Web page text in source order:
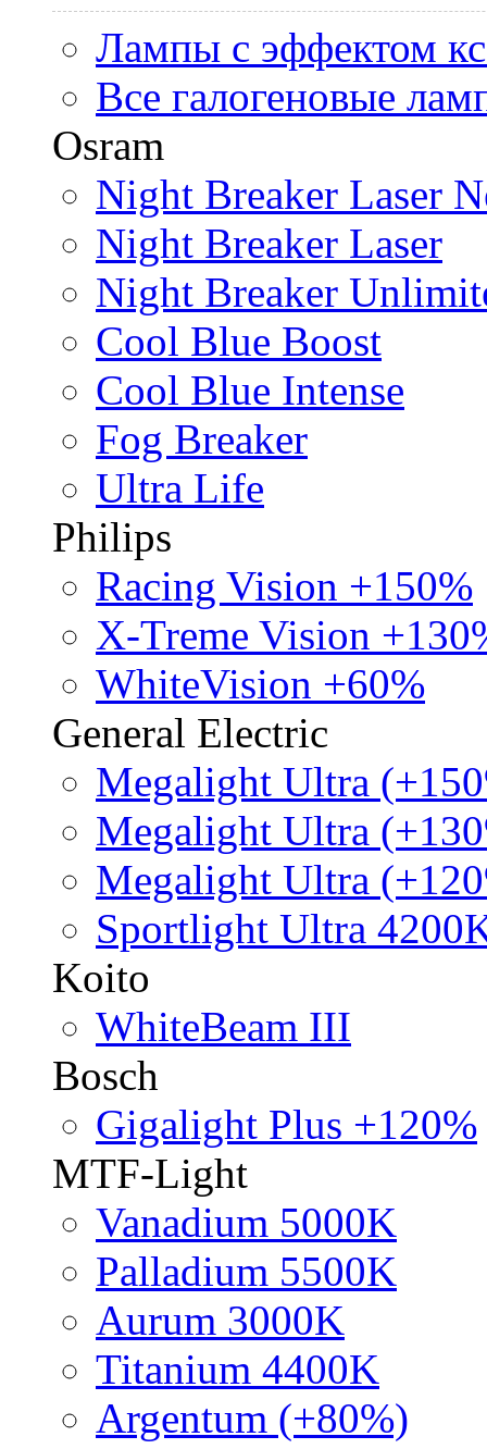
Лампы с эффектом
Все галогеновые
Osram
Night Breaker Laser
Night Breaker Laser
Night Breaker
Cool Blue Boost
Cool Blue Intense
Fog Breaker
Ultra Life
Philips
Racing Vision +150%
X-Treme Vision
WhiteVision +60%
General Electric
Megalight Ultra
Megalight Ultra
Megalight Ultra
Sportlight Ultra
Koito
WhiteBeam III
Bosch
Gigalight Plus +120%
MTF-Light
Vanadium 5000K
Palladium 5500K
Aurum 3000K
Titanium 4400K
Argentum (+80%)